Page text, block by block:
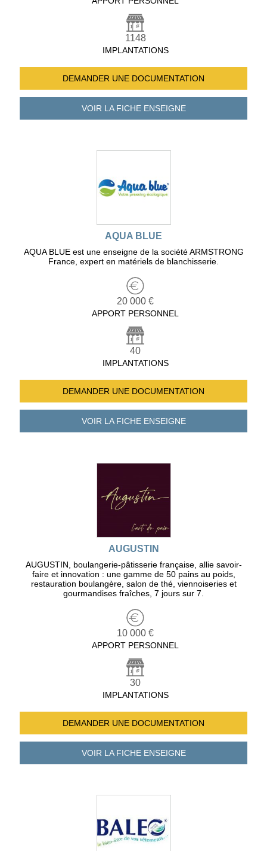
1148
IMPLANTATIONS
DEMANDER UNE DOCUMENTATION
VOIR LA FICHEENSEIGNE
AQUA BLUE
AQUA BLUE est une enseigne de la société ARMSTRONG
France, expert en matériels de blanchisserie.
20 000 €
APPORT PERSONNEL
40
IMPLANTATIONS
DEMANDER UNE DOCUMENTATION
VOIR LA FICHEENSEIGNE
AUGUSTIN
AUGUSTIN, boulangerie-pâtisserie française, allie savoir-
faire et innovation : une gamme de 50 pains au poids,
restauration boulangère, salon de thé, viennoiseries et
gourmandises fraîches, 7 jours sur 7.
10 000 €
APPORT PERSONNEL
30
IMPLANTATIONS
DEMANDER UNE DOCUMENTATION
VOIR LA FICHEENSEIGNE